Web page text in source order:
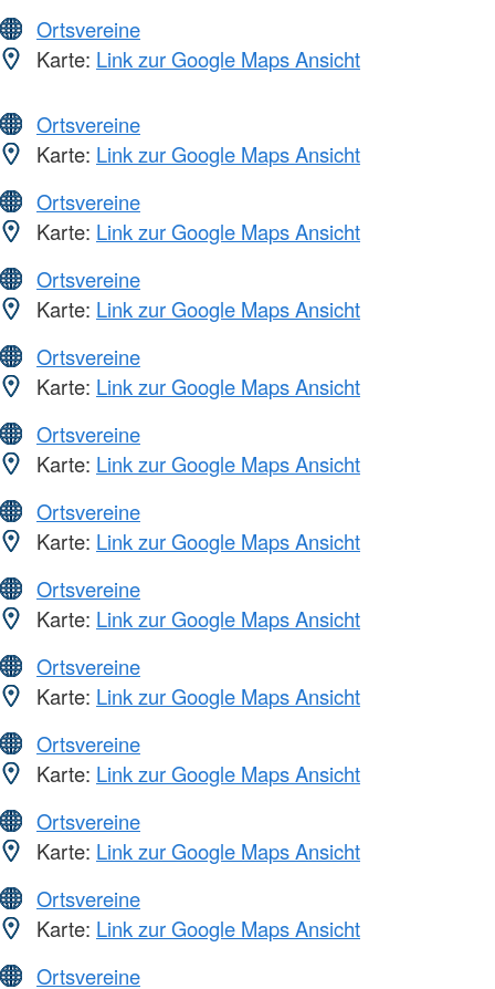
Ortsvereine
Karte: Link zur Google Maps Ansicht
Ortsvereine
Karte: Link zur Google Maps Ansicht
Ortsvereine
Karte: Link zur Google Maps Ansicht
Ortsvereine
Karte: Link zur Google Maps Ansicht
Ortsvereine
Karte: Link zur Google Maps Ansicht
Ortsvereine
Karte: Link zur Google Maps Ansicht
Ortsvereine
Karte: Link zur Google Maps Ansicht
Ortsvereine
Karte: Link zur Google Maps Ansicht
Ortsvereine
Karte: Link zur Google Maps Ansicht
Ortsvereine
Karte: Link zur Google Maps Ansicht
Ortsvereine
Karte: Link zur Google Maps Ansicht
Ortsvereine
Karte: Link zur Google Maps Ansicht
Ortsvereine